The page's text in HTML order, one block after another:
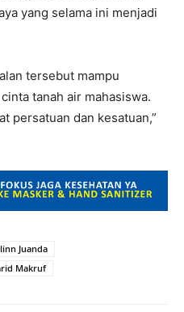
yang selama ini menjadi
tersebut mampu
tanah air mahasiswa.
persatuan dan kesatuan,”
Juanda
Makruf